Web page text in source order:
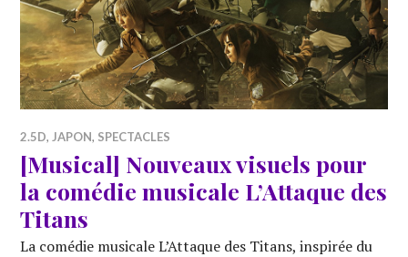
2.5D, JAPON, SPECTACLES
[Musical] Nouveaux visuels pour
la comédie musicale L’Attaque des
Titans
La comédie musicale L’Attaque des Titans, inspirée du